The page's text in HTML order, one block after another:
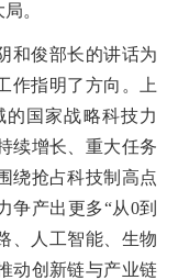
。
和俊部长的讲话为
作指明了方向。上
国家战略科技力
续增长、重大任务
绕抢占科技制高点
争产出更多“从0到
、人工智能、生物
动创新链与产业链